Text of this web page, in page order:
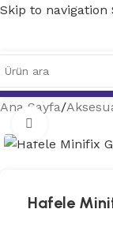
Skip to navigation
Ana Sayfa/
Hafele